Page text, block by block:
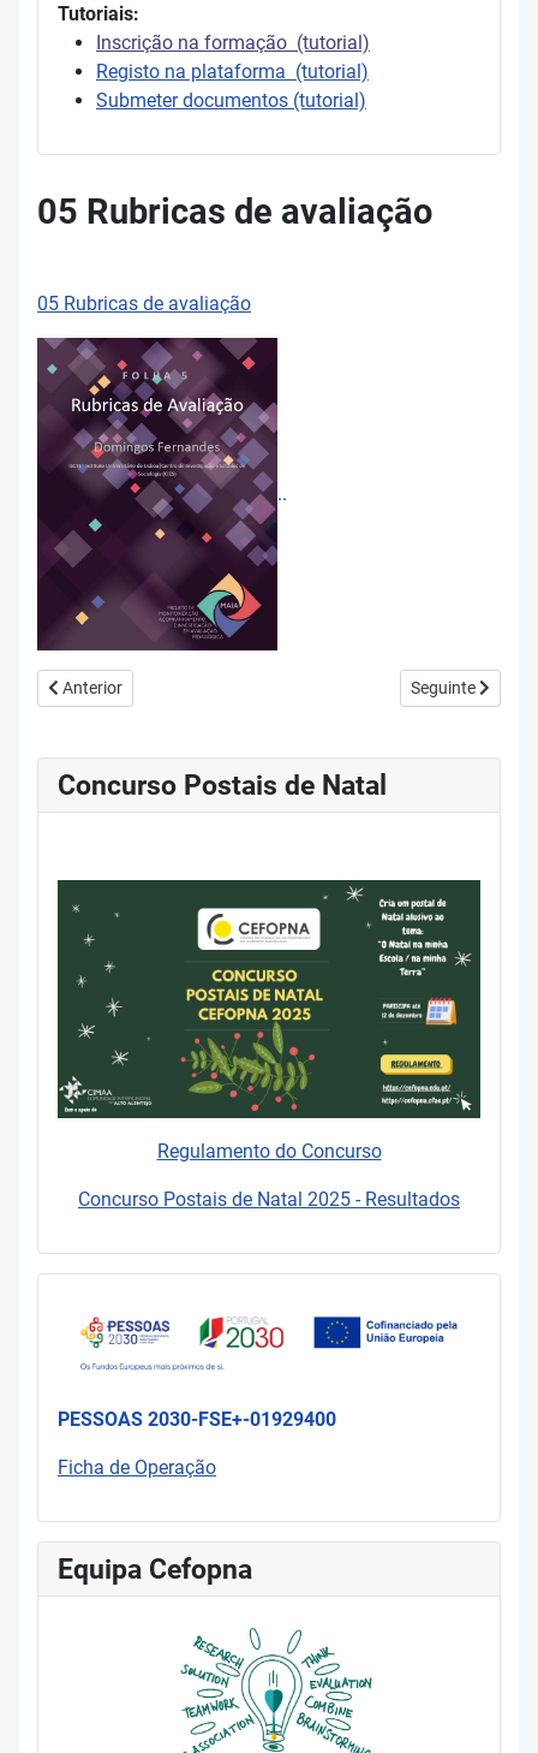
Tutoriais:
Inscrição na formação (tutorial)
Registo na plataforma (tutorial)
Submeter documentos (tutorial)
05 Rubricas de avaliação
05 Rubricas de avaliação
..
Artigo anterior: 04 Critérios de avaliação
Anterior Artigo seguinte:
Seguinte
Concurso Postais de Natal
Regulamento do Concurso
Concurso Postais de Natal 2025 - Resultados
PESSOAS 2030-FSE+-01929400
Ficha de Operação
Equipa Cefopna